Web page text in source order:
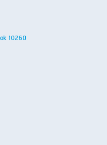
10260